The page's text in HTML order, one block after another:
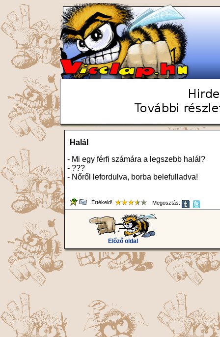
Halál
- Mi egy férfi számára a legszebb halál?
- ???
- Nőről lefordulva, borba belefulladva!
Értékeld! Megosztás:
Előző oldal